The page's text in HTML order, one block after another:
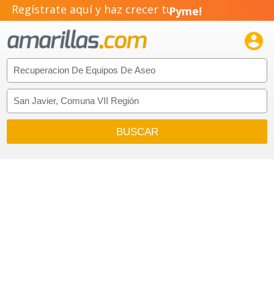
Regístrate aquí y haz crecer tuPyme!
Emprendimiento!
